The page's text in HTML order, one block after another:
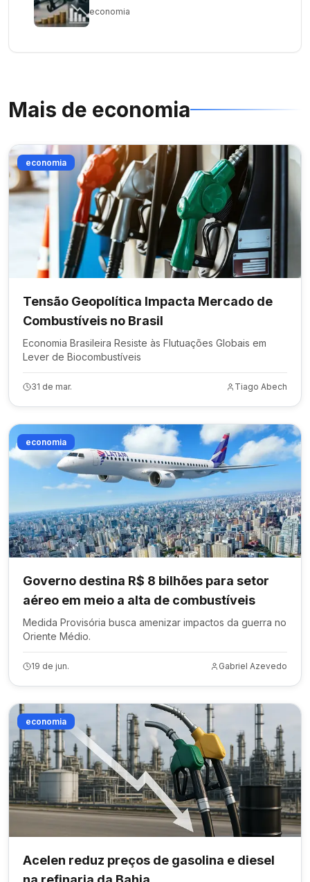
economia
Mais de economia
economia
Tensão Geopolítica Impacta Mercado de
Combustíveis no Brasil
Economia Brasileira Resiste às Flutuações Globais em
Lever de Biocombustíveis
31 de mar. Tiago Abech
economia
Governo destina R$ 8 bilhões para setor
aéreo em meio a alta de combustíveis
Medida Provisória busca amenizar impactos da guerra no
Oriente Médio.
19 de jun. Gabriel Azevedo
economia
Acelen reduz preços de gasolina e diesel